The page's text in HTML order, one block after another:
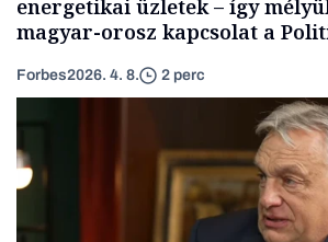
energetikai üzletek – így
magyar-orosz kapcsolat a
Forbes2026. 4. 8. 2 perc